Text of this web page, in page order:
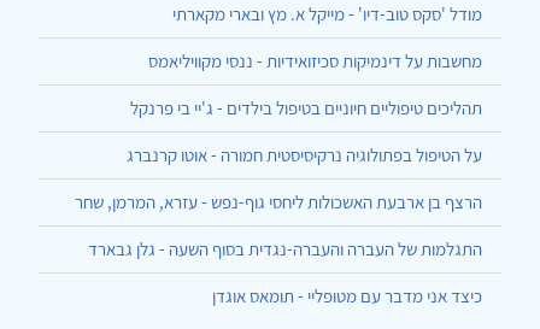
מודל 'סקס טוב-דיו' - מייקל א. מץ ובארי מקארתי
מחשבות על דינמיקות סכיזואידיות - ננסי מקוויליאמס
תהליכים טיפוליים חיוניים בטיפול בילדים - ג'יי בי פרנקל
על הטיפול בפתולוגיה נרקיסיסטית חמורה - אוטו קרנברג
הרצף בן ארבעת האשכולות ליחסי גוף-נפש - עזרא, המרמן, שחר
התגלמות של העברה והעברה-נגדית בסוף השעה - גלן גבארד
כיצד אני מדבר עם מטופליי - תומאס אוגדן